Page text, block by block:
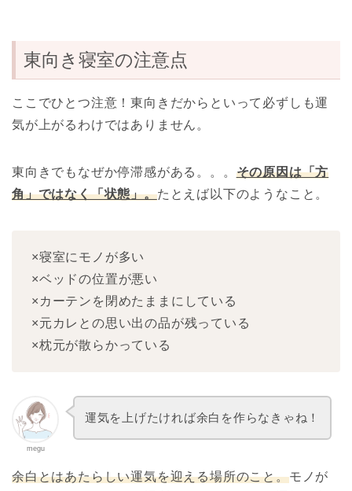
東向き寝室の注意点
ここでひとつ注意！東向きだからといって必ずしも運
気が上がるわけではありません。
東向きでもなぜか停滞感がある。。。 その原因は「方
角」ではなく「状態」。たとえば以下のようなこと。
×寝室にモノが多い
×ベッドの位置が悪い
×カーテンを閉めたままにしている
×元カレとの思い出の品が残っている
×枕元が散らかっている
megu
運気を上げたければ余白を作らなきゃね！
余白とはあたらしい運気を迎える場所のこと。モノが